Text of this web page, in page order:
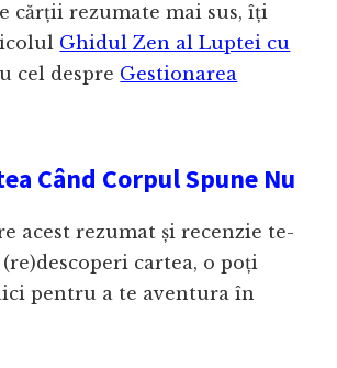
cărții rezumate mai sus, îți
Ghidul Zen al Luptei cu
cel despre Gestionarea
Când Corpul Spune Nu
acest rezumat și recenzie te-
cartea, o poți
pentru a te aventura în